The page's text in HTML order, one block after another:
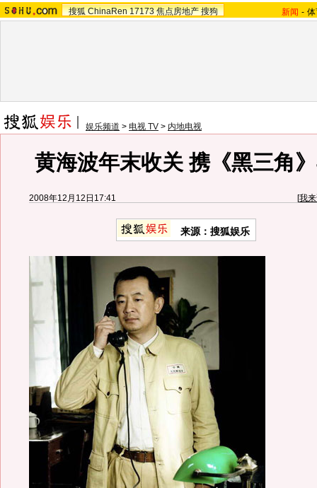
搜狐 ChinaRen 17173 焦点房地产 搜狗 新闻 -
娱乐频道 > 电视 TV > 内地电视
黄海波年末收关 携《黑三角
2008年12月12日17:41 [我
来源： 搜狐娱乐